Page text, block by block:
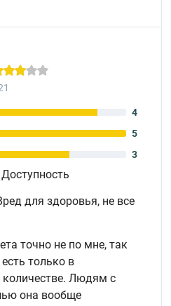
4
5
3
Доступность
для здоровья, не все
точно не по мне, так
только в
количестве. Людям с
она вообще